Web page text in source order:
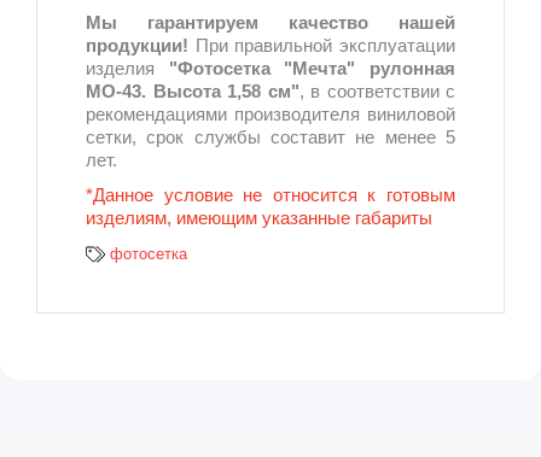
Мы гарантируем качество нашей
продукции! При правильной эксплуатации
изделия "Фотосетка "Мечта" рулонная
МО-43. Высота 1,58 см", в соответствии с
рекомендациями производителя виниловой
сетки, срок службы составит не менее 5
лет.
*Данное условие не относится к готовым
изделиям, имеющим указанные габариты
фотосетка